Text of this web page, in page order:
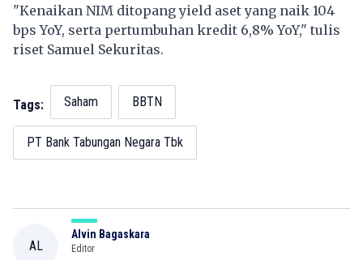
"Kenaikan NIM ditopang yield aset yang naik 104
bps YoY, serta pertumbuhan kredit 6,8% YoY," tulis
riset Samuel Sekuritas.
Tags: Saham BBTN
PT Bank Tabungan Negara Tbk
AL
Alvin Bagaskara
Editor